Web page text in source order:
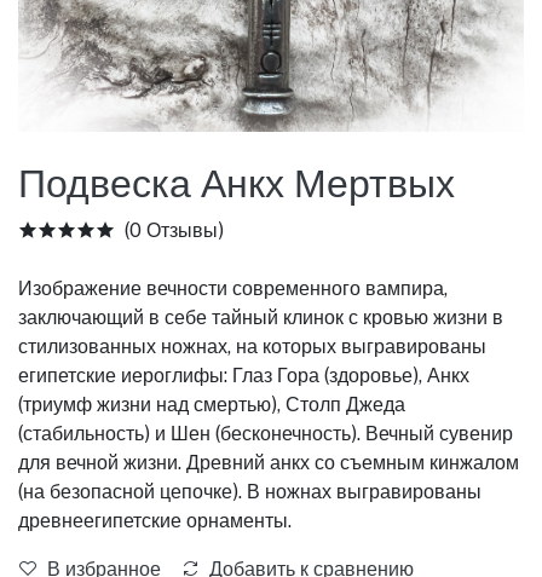
Подвеска Анкх Мертвых
(0 Отзывы)
Изображение вечности современного вампира,
заключающий в себе тайный клинок с кровью жизни в
стилизованных ножнах, на которых выгравированы
египетские иероглифы: Глаз Гора (здоровье), Анкх
(триумф жизни над смертью), Столп Джеда
(стабильность) и Шен (бесконечность). Вечный сувенир
для вечной жизни. Древний анкх со съемным кинжалом
(на безопасной цепочке). В ножнах выгравированы
древнеегипетские орнаменты.
В избранное Добавить к сравнению